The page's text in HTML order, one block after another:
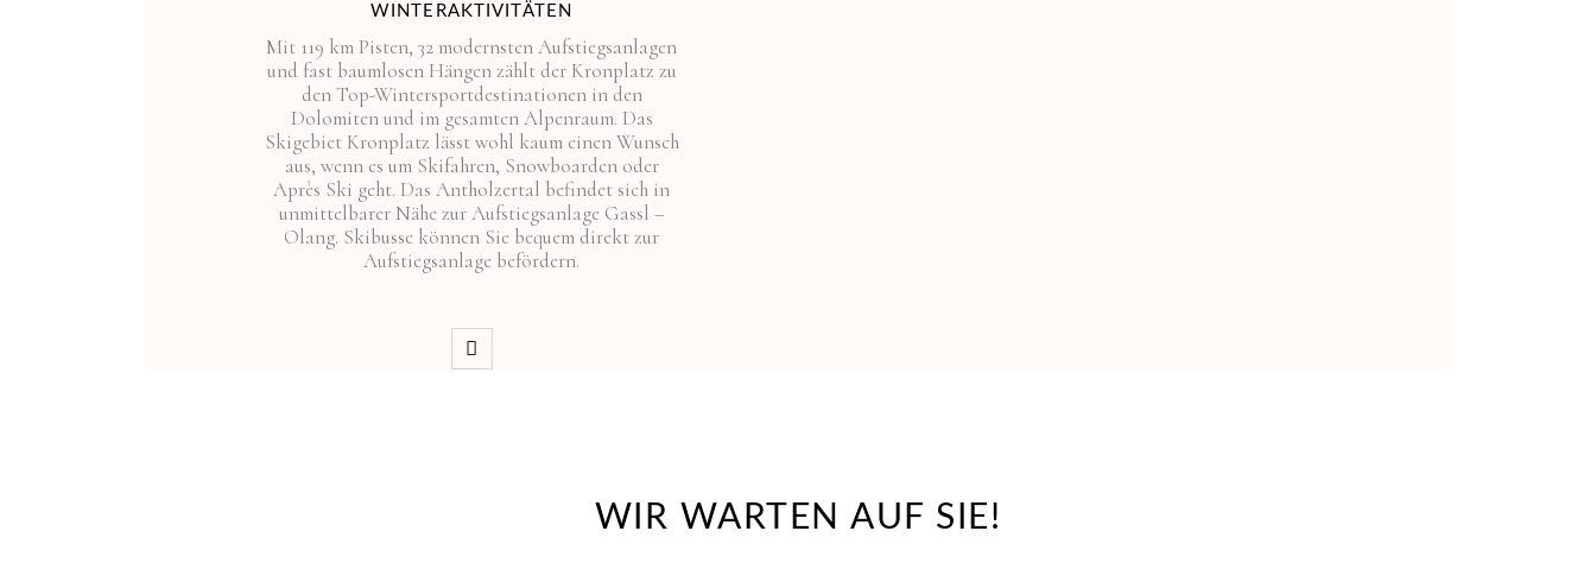
WINTERAKTIVITÄTEN
Mit 119 km Pisten, 32 modernsten Aufstiegsanlagen
und fast baumlosen Hängen zählt der Kronplatz zu
den Top-Wintersportdestinationen in den
Dolomiten und im gesamten Alpenraum. Das
Skigebiet Kronplatz lässt wohl kaum einen Wunsch
aus, wenn es um Skifahren, Snowboarden oder
Après Ski geht. Das Antholzertal befindet sich in
unmittelbarer Nähe zur Aufstiegsanlage Gassl –
Olang. Skibusse können Sie bequem direkt zur
Aufstiegsanlage befördern.
WIR WARTEN AUF SIE!